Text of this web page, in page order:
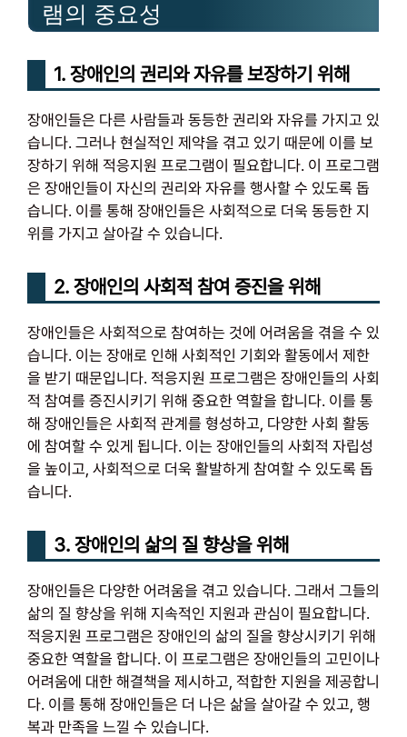
램의 중요성
1. 장애인의 권리와 자유를 보장하기 위해
장애인들은 다른 사람들과 동등한 권리와 자유를 가지고 있
습니다. 그러나 현실적인 제약을 겪고 있기 때문에 이를 보
장하기 위해 적응지원 프로그램이 필요합니다. 이 프로그램
은 장애인들이 자신의 권리와 자유를 행사할 수 있도록 돕
습니다. 이를 통해 장애인들은 사회적으로 더욱 동등한 지
위를 가지고 살아갈 수 있습니다.
2. 장애인의 사회적 참여 증진을 위해
장애인들은 사회적으로 참여하는 것에 어려움을 겪을 수 있
습니다. 이는 장애로 인해 사회적인 기회와 활동에서 제한
을 받기 때문입니다. 적응지원 프로그램은 장애인들의 사회
적 참여를 증진시키기 위해 중요한 역할을 합니다. 이를 통
해 장애인들은 사회적 관계를 형성하고, 다양한 사회 활동
에 참여할 수 있게 됩니다. 이는 장애인들의 사회적 자립성
을 높이고, 사회적으로 더욱 활발하게 참여할 수 있도록 돕
습니다.
3. 장애인의 삶의 질 향상을 위해
장애인들은 다양한 어려움을 겪고 있습니다. 그래서 그들의
삶의 질 향상을 위해 지속적인 지원과 관심이 필요합니다.
적응지원 프로그램은 장애인의 삶의 질을 향상시키기 위해
중요한 역할을 합니다. 이 프로그램은 장애인들의 고민이나
어려움에 대한 해결책을 제시하고, 적합한 지원을 제공합니
다. 이를 통해 장애인들은 더 나은 삶을 살아갈 수 있고, 행
복과 만족을 느낄 수 있습니다.